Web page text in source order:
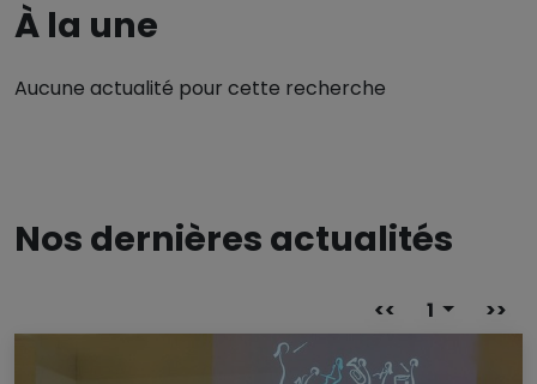
À la une
Aucune actualité pour cette recherche
Nos dernières actualités
<< 1 >>